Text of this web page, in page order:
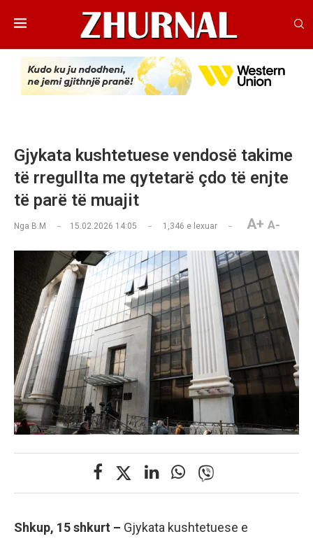
Gjykata kushtetuese vendosë takime
të rregullta me qytetarë çdo të enjte
të parë të muajit
Nga B.M 15.02.2026 14:05 1,346 e lexuar A+ A-
Shkup, 15 shkurt – Gjykata kushtetuese e